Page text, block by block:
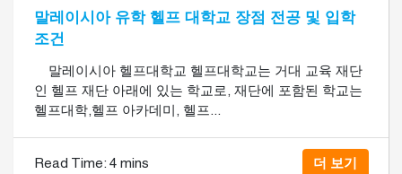
말레이시아 유학 헬프 대학교 장점 전공 및 입학
조건
말레이시아 헬프대학교 헬프대학교는 거대 교육 재단
인 헬프 재단 아래에 있는 학교로, 재단에 포함된 학교는
헬프대학,헬프 아카데미, 헬프...
Read Time: 4 mins 더 보기